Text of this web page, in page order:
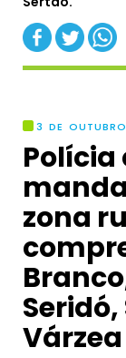
3 DE
zona
Várzea